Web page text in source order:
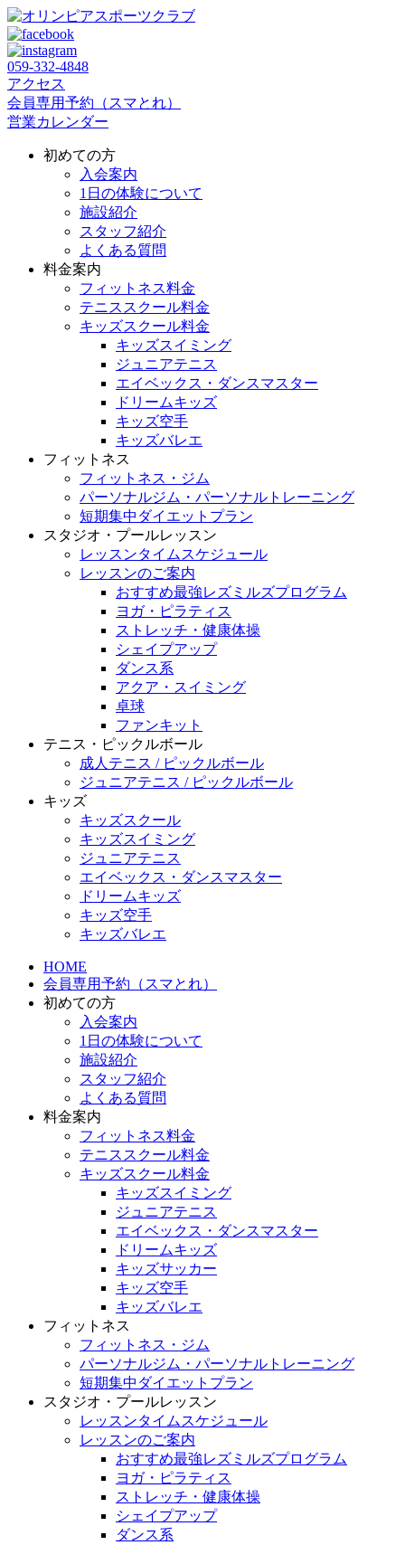
059‐332‐4848
アクセス
会員専用予約（スマとれ）
営業カレンダー
初めての方
入会案内
1日の体験について
施設紹介
スタッフ紹介
よくある質問
料金案内
フィットネス料金
テニススクール料金
キッズスクール料金
キッズスイミング
ジュニアテニス
エイベックス・ダンスマスター
ドリームキッズ
キッズ空手
キッズバレエ
フィットネス
フィットネス・ジム
パーソナルジム・パーソナルトレーニング
短期集中ダイエットプラン
スタジオ・プールレッスン
レッスンタイムスケジュール
レッスンのご案内
おすすめ最強レズミルズプログラム
ヨガ・ピラティス
ストレッチ・健康体操
シェイプアップ
ダンス系
アクア・スイミング
卓球
ファンキット
テニス・ピックルボール
成人テニス / ピックルボール
ジュニアテニス / ピックルボール
キッズ
キッズスクール
キッズスイミング
ジュニアテニス
エイベックス・ダンスマスター
ドリームキッズ
キッズ空手
キッズバレエ
HOME
会員専用予約（スマとれ）
初めての方
入会案内
1日の体験について
施設紹介
スタッフ紹介
よくある質問
料金案内
フィットネス料金
テニススクール料金
キッズスクール料金
キッズスイミング
ジュニアテニス
エイベックス・ダンスマスター
ドリームキッズ
キッズサッカー
キッズ空手
キッズバレエ
フィットネス
フィットネス・ジム
パーソナルジム・パーソナルトレーニング
短期集中ダイエットプラン
スタジオ・プールレッスン
レッスンタイムスケジュール
レッスンのご案内
おすすめ最強レズミルズプログラム
ヨガ・ピラティス
ストレッチ・健康体操
シェイプアップ
ダンス系